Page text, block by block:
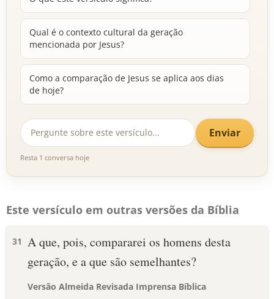
Qual é o contexto cultural da geração
mencionada por Jesus?
Como a comparação de Jesus se aplica aos dias
de hoje?
Enviar
Resta 1 conversa hoje
Este versículo em outras versões da Bíblia
31 A que, pois, compararei os homens desta
geração, e a que são semelhantes?
Versão Almeida Revisada Imprensa Bíblica